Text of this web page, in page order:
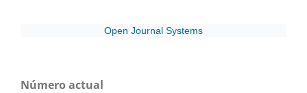
Open Journal Systems
Número actual